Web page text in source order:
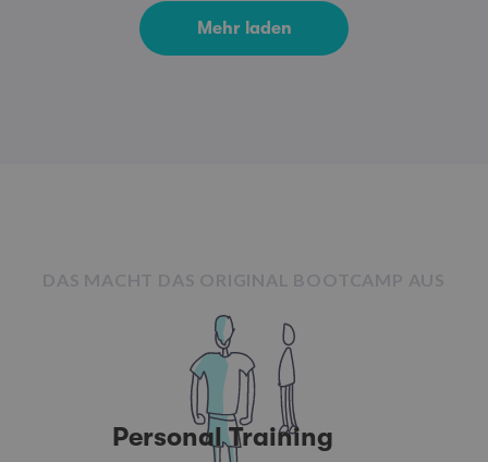
Mehr laden
Personal Training